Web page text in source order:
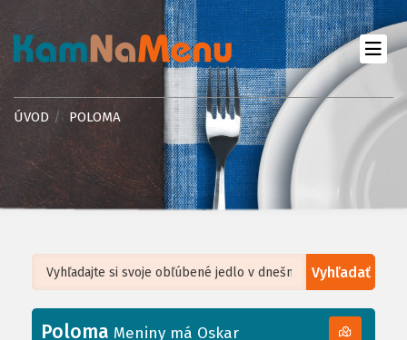
ÚVOD POLOMA
Vyhľadať
+
Leaflet| ©OpenStreetMap, Tiles courtesy ofHumanitarian OpenStreetMap
Poloma Meniny má Oskar